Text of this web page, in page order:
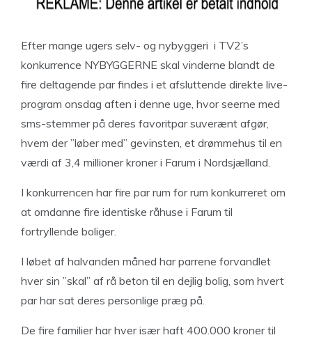
Efter mange ugers selv- og nybyggeri i TV2’s
konkurrence NYBYGGERNE skal vinderne blandt de
fire deltagende par findes i et afsluttende direkte live-
program onsdag aften i denne uge, hvor seerne med
sms-stemmer på deres favoritpar suverænt afgør,
hvem der ”løber med” gevinsten, et drømmehus til en
værdi af 3,4 millioner kroner i Farum i Nordsjælland.
I konkurrencen har fire par rum for rum konkurreret om
at omdanne fire identiske råhuse i Farum til
fortryllende boliger.
I løbet af halvanden måned har parrene forvandlet
hver sin ”skal” af rå beton til en dejlig bolig, som hvert
par har sat deres personlige præg på.
De fire familier har hver især haft 400.000 kroner til